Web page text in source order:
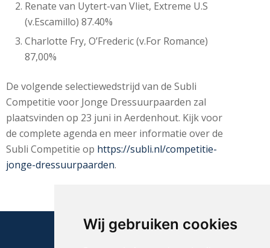
Wij gebruiken cookies
Renate van Uytert-van Vliet, Extreme U.S
(v.Escamillo) 87.40%
Charlotte Fry, O’Frederic (v.For Romance)
87,00%
De volgende selectiewedstrijd van de Subli
Competitie voor Jonge Dressuurpaarden zal
plaatsvinden op 23 juni in Aerdenhout. Kijk voor
de complete agenda en meer informatie over de
Subli Competitie op https://subli.nl/competitie-
jonge-dressuurpaarden.